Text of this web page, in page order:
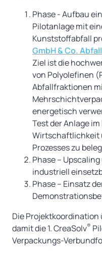
Phase - Aufbau
Pilotanlage mit
Kunststoffabfall
GmbH & Co.
Ziel ist die
von Polyolefinen
Abfallfraktionen
energetisch
Test der Anlage
Wirtschaftlichkeit
Prozesses zu
Phase –
industriell
Phase – Einsatz
Die Projektkoordination
damit die 1. CreaSolv®
Verpackungs-